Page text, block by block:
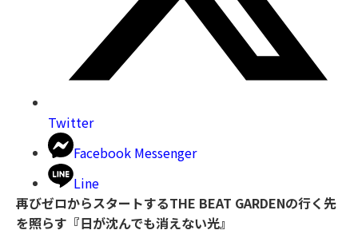
Twitter
Facebook Messenger
Line
再びゼロからスタートするTHE BEAT GARDENの行く先
を照らす『日が沈んでも消えない光』